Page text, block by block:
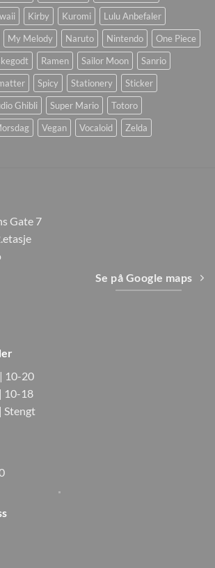
Kirby Kuromi
Lulu Anbefaler
My Melody Naruto Nintendo
One Piece
Ramen Sailor Moon
Sanrio
Spicy Stationery
Sticker
Ghibli Super Mario
Totoro
Vegan Vocaloid Zelda
Gate 7
Se på Google maps
10-20
18